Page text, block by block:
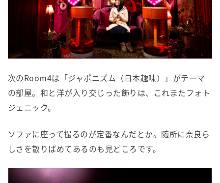
次のRoom4は「ジャポニズム（日本趣味）」がテーマ
の部屋。和と洋が入り交じった飾りは、これまたフォト
ジェニック。
ソファに座って撮るのが定番なんだとか。随所に奈良ら
しさを散りばめてあるのも見どころです。